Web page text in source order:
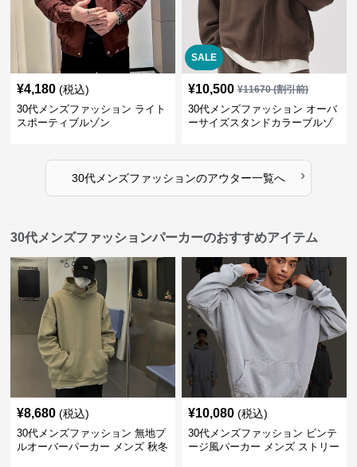
¥4,180 (税込)
30代メンズファッション ライト
スポーティブルゾン
SALE
¥10,500 ¥11670(割引前)
30代メンズファッション オーバ
ーサイズスタンドカラーブルゾ
30代メンズファッションのアウター一覧へ ›
30代メンズファッションパーカーのおすすめアイテム
¥8,680 (税込)
30代メンズファッション 無地プ
ルオーバーパーカー メンズ 秋冬
¥10,080 (税込)
30代メンズファッション ビンテ
ージ風パーカー メンズ ストリー